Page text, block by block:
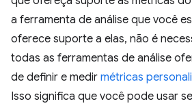
a ferramenta de análise que você
oferece suporte a elas, não é
todas as ferramentas de análise
de definir e medir métricas
Isso significa que você pode usar